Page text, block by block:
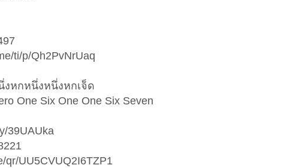
ti/p/Qh2PvNrUaq
งหกหนึ่งหนึ่งหกเจ็ด
One Six One One Six Seven
39UAUka
qr/UU5CVUQ2I6TZP1